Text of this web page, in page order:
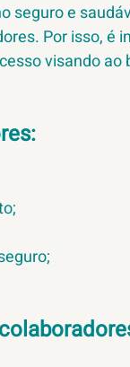
seguro e
Por isso, é
visando